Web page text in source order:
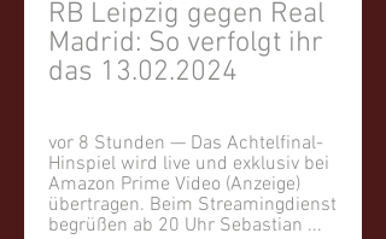
RB Leipzig gegen Real
Madrid: So verfolgt ihr
das 13.02.2024
vor 8 Stunden — Das Achtelfinal-
Hinspiel wird live und exklusiv bei
Amazon Prime Video (Anzeige)
übertragen. Beim Streamingdienst
begrüßen ab 20 Uhr Sebastian ...